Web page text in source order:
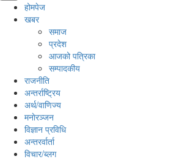
होमपेज
खबर
समाज
प्रदेश
आजको पत्रिका
सम्पादकीय
राजनीति
अन्तर्राष्ट्रिय
अर्थ/वाणिज्य
मनाेरञ्जन
विज्ञान प्रविधि
अन्तरर्वार्ता
विचार/ब्लग